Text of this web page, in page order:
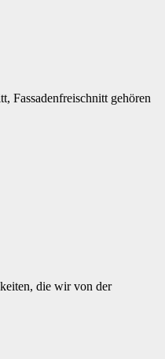
Fassadenfreischnitt gehören
die wir von der